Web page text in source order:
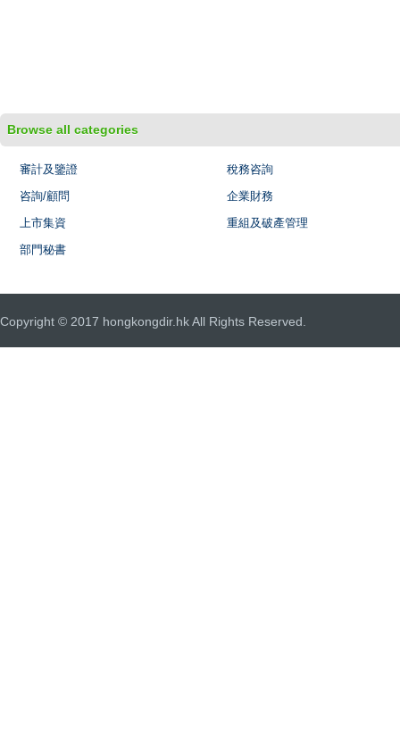
Browse all categories
審計及鑒證
稅務咨詢
咨詢/顧問
企業財務
上市集資
重組及破產管理
部門秘書
Copyright © 2017 hongkongdir.hk All Rights Reserved.